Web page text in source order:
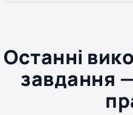
Останні
завдання